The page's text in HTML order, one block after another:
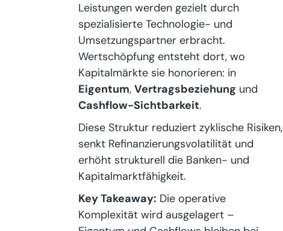
Leistungen werden gezielt durch
spezialisierte Technologie- und
Umsetzungspartner erbracht.
Wertschöpfung entsteht dort, wo
Kapitalmärkte sie honorieren: in
Eigentum, Vertragsbeziehung und
Cashflow-Sichtbarkeit.
Diese Struktur reduziert zyklische Risiken,
senkt Refinanzierungsvolatilität und
erhöht strukturell die Banken- und
Kapitalmarktfähigkeit.
Key Takeaway: Die operative
Komplexität wird ausgelagert –